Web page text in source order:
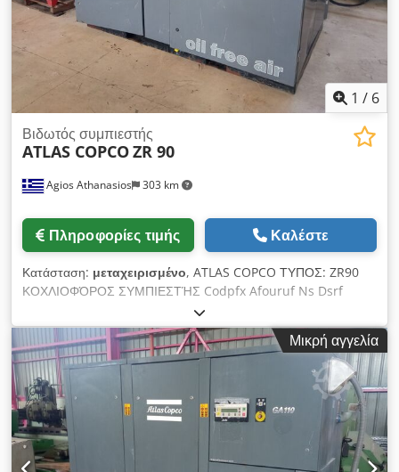
1 / 6
Agios Athanasios 303 km
Βιδωτός συμπιεστής
ATLAS COPCOZR 90
Πληροφορίες τιμής Καλέστε
Κατάσταση: μεταχειρισμένο, ATLAS COPCO ΤΥΠΟΣ: ZR90
ΚΟΧΛΙΟΦΌΡΟΣ ΣΥΜΠΙΕΣΤΉΣ Codpfx Afouruf Ns Dsrf
Μικρή αγγελία